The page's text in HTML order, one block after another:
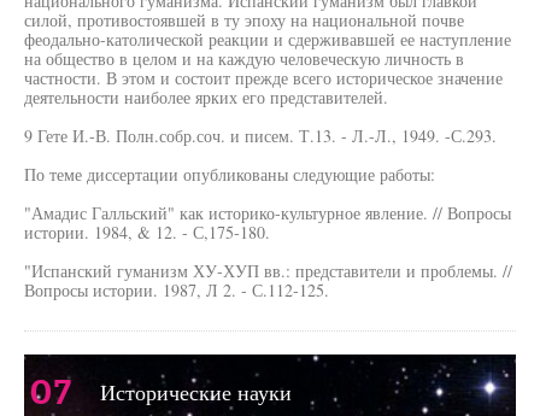
силой, противостоявшей в ту эпоху на национальной почве
феодально-католической реакции и сдерживавшей ее наступление
на общество в целом и на каждую человеческую личность в
частности. В этом и состоит прежде всего историческое значение
деятельности наиболее ярких его представителей.
9 Гете И.-В. Полн.собр.соч. и писем. Т.13. - Л.-Л., 1949. -С.293.
По теме диссертации опубликованы следующие работы:
"Амадис Галльский" как историко-культурное явление. // Вопросы
истории. 1984, & 12. - С,175-180.
"Испанский гуманизм ХУ-ХУП вв.: представители и проблемы. //
Вопросы истории. 1987, Л 2. - С.112-125.
07 Исторические науки